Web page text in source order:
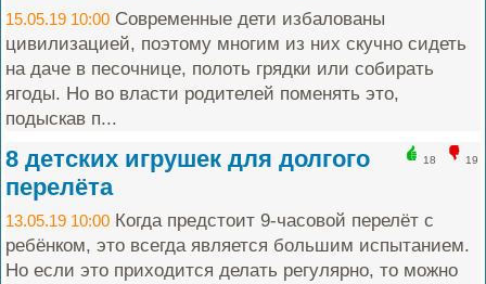
15.05.19 10:00 Современные дети избалованы
цивилизацией, поэтому многим из них скучно сидеть
на даче в песочнице, полоть грядки или собирать
ягоды. Но во власти родителей поменять это,
подыскав п...
18 19
8 детских игрушек для долгого
перелёта
13.05.19 10:00 Когда предстоит 9-часовой перелёт с
ребёнком, это всегда является большим испытанием.
Но если это приходится делать регулярно, то можно